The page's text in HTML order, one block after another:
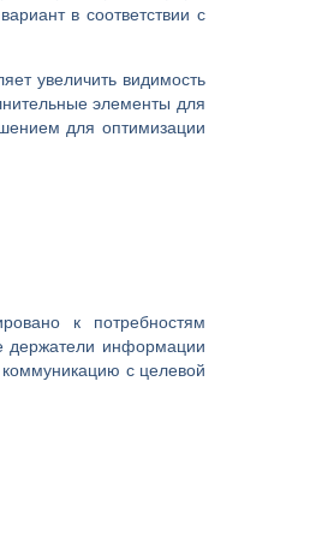
в соответствии с
увеличить видимость
элементы для
для оптимизации
к потребностям
держатели информации
с целевой